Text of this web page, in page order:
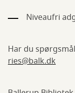
Niveaufri
Har du
ries@balk.dk